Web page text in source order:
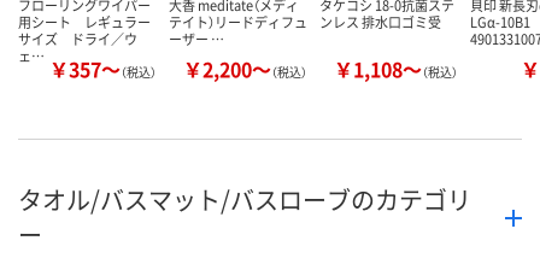
フローリングワイパー
用シート レギュラー
サイズ ドライ／ウ
ェ… ￥357～（税込）
大香 meditate（メディ
テイト）リードディフュ
ーザー …
￥2,200～（税込）
タケコシ 18-0抗菌ステ
ンレス 排水口ゴミ受
￥1,108～（税込）
貝印 新長
LGα-10B1
タオル/バスマット/バスローブのカテゴリ
ー